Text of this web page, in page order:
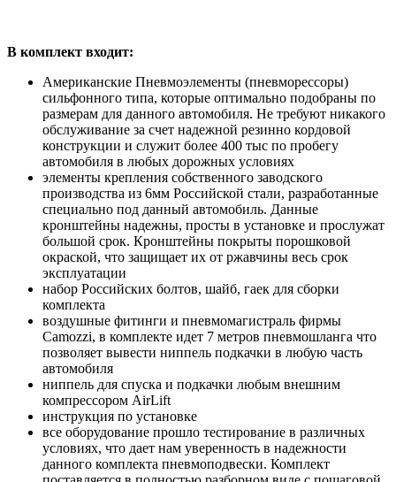
В комплект входит:
Американские Пневмоэлементы (пневморессоры)
сильфонного типа, которые оптимально подобраны по
размерам для данного автомобиля. Не требуют никакого
обслуживание за счет надежной резинно кордовой
конструкции и служит более 400 тыс по пробегу
автомобиля в любых дорожных условиях
элементы крепления собственного заводского
производства из 6мм Российской стали, разработанные
специально под данный автомобиль. Данные
кронштейны надежны, просты в установке и прослужат
большой срок. Кронштейны покрыты порошковой
окраской, что защищает их от ржавчины весь срок
эксплуатации
набор Российских болтов, шайб, гаек для сборки
комплекта
воздушные фитинги и пневмомагистраль фирмы
Camozzi, в комплекте идет 7 метров пневмошланга что
позволяет вывести ниппель подкачки в любую часть
автомобиля
ниппель для спуска и подкачки любым внешним
компрессором AirLift
инструкция по установке
все оборудование прошло тестирование в различных
условиях, что дает нам уверенность в надежности
данного комплекта пневмоподвески. Комплект